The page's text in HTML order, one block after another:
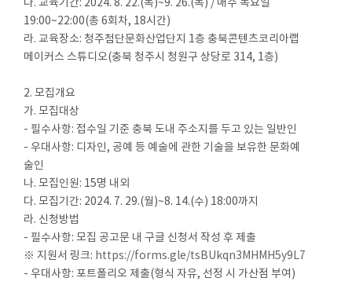
다. 교육기간: 2024. 8. 22.(목)~9. 26.(목) / 매주 목요일
19:00~22:00(총 6회차, 18시간)
라. 교육장소: 청주첨단문화산업단지 1층 충북콘텐츠코리아랩
메이커스 스튜디오(충북 청주시 청원구 상당로 314, 1층)
2. 모집개요
가. 모집대상
- 필수사항: 접수일 기준 충북 도내 주소지를 두고 있는 일반인
- 우대사항: 디자인, 공예 등 예술에 관한 기술을 보유한 문화예
술인
나. 모집인원: 15명 내외
다. 모집기간: 2024. 7. 29.(월)~8. 14.(수) 18:00까지
라. 신청방법
- 필수사항: 모집 공고문 내 구글 신청서 작성 후 제출
※ 지원서 링크: https://forms.gle/tsBUkqn3MHMH5y9L7
- 우대사항: 포트폴리오 제출(형식 자유, 선정 시 가산점 부여)